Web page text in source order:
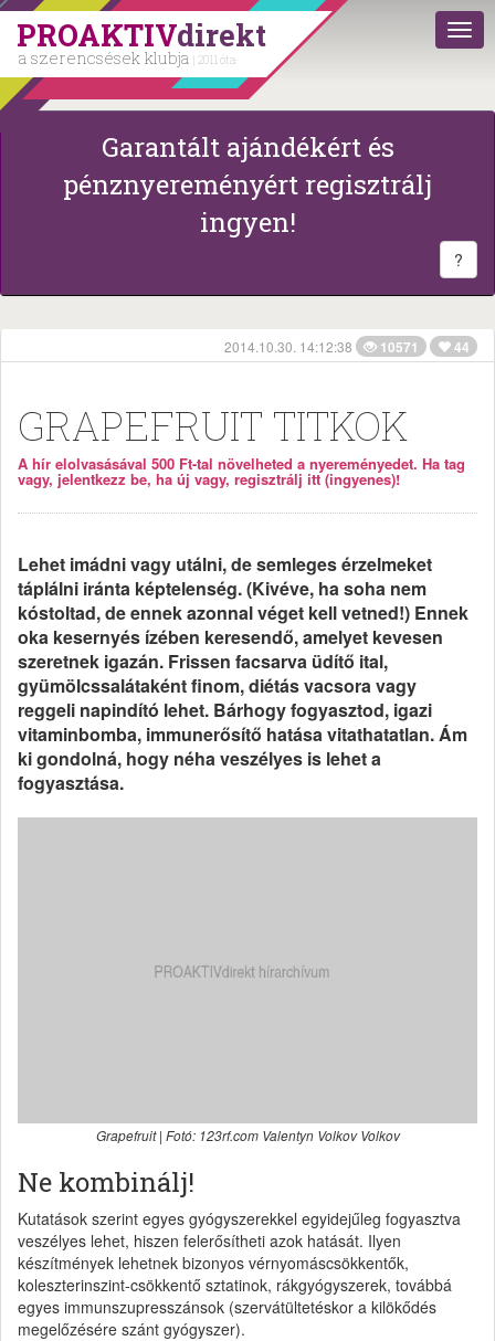
PROAKTIVdirekt
a szerencsések klubja | 2011 óta
Garantált ajándékért és
pénznyereményért regisztrálj
ingyen!
?
2014.10.30. 14:12:38 10571 44
GRAPEFRUIT TITKOK
A hír elolvasásával 500 Ft-tal növelheted a nyereményedet. Ha tag
vagy, jelentkezz be, ha új vagy, regisztrálj itt (ingyenes)!
Lehet imádni vagy utálni, de semleges érzelmeket
táplálni iránta képtelenség. (Kivéve, ha soha nem
kóstoltad, de ennek azonnal véget kell vetned!) Ennek
oka kesernyés ízében keresendő, amelyet kevesen
szeretnek igazán. Frissen facsarva üdítő ital,
gyümölcssalátaként finom, diétás vacsora vagy
reggeli napindító lehet. Bárhogy fogyasztod, igazi
vitaminbomba, immunerősítő hatása vitathatatlan. Ám
ki gondolná, hogy néha veszélyes is lehet a
fogyasztása.
Grapefruit | Fotó: 123rf.com Valentyn Volkov Volkov
Ne kombinálj!
Kutatások szerint egyes gyógyszerekkel egyidejűleg fogyasztva
veszélyes lehet, hiszen felerősítheti azok hatását. Ilyen
készítmények lehetnek bizonyos vérnyomáscsökkentők,
koleszterinszint-csökkentő sztatinok, rákgyógyszerek, továbbá
egyes immunszupresszánsok (szervátültetéskor a kilökődés
megelőzésére szánt gyógyszer).